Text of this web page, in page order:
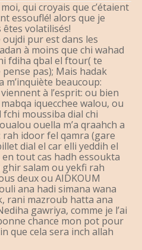
qui croyais que c’étaient
essouflé! alors que je
êtes volatilisés!
pur est dans les
à moins que chi wahad
fdiha qbal el ftour( te
pas); Mais hadak
m’inquiète beaucoup:
à l’esprit: ou bien
iquecchee walou, ou
moussiba dial chi
ouella m’a qraahch a
idoor fel qamra (gare
dial el car elli yeddih el
tout cas hadh essoukta
salam ou yekfi rah
deux ou AIDKOUM
ana hadi simana wana
rani mazroub hatta ana
gawriya, comme je l’ai
chance mon pot pour
que cela sera inch allah